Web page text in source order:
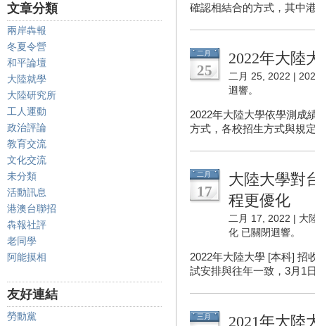
文章分類
兩岸犇報
冬夏令營
和平論壇
大陸就學
大陸研究所
工人運動
政治評論
教育交流
文化交流
未分類
活動訊息
港澳台聯招
犇報社評
老同學
阿能摸相
友好連結
勞動黨
確認相結合的方式，其中
二月
25
2022年大陸
二月 25, 2022 |
迴響。
2022年大陸大學依學測成
方式，各校招生方式與規
二月
17
大陸大學對
程更優化
二月 17, 2022 | 大
化 已關閉迴響。
2022年大陸大學 [本科] 招
試安排與往年一致，3月1
三月
2021年大陸